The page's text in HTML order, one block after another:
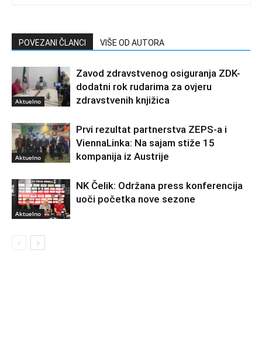
POVEZANI ČLANCI VIŠE OD AUTORA
Aktuelno
Zavod zdravstvenog osiguranja ZDK-
dodatni rok rudarima za ovjeru
zdravstvenih knjižica
Aktuelno
Prvi rezultat partnerstva ZEPS-a i
ViennaLinka: Na sajam stiže 15
kompanija iz Austrije
Aktuelno
NK Čelik: Održana press konferencija
uoči početka nove sezone